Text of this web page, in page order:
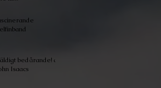
bedårande! av
Isaacs